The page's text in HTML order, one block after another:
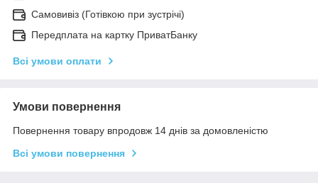
Самовивіз (Готівкою при зустрічі)
Передплата на картку ПриватБанку
Всі умови оплати
Умови повернення
Повернення товару впродовж 14 днів за домовленістю
Всі умови повернення